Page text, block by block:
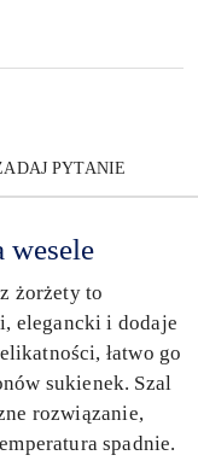
PYTANIE
wesele
żorżety to
elegancki i dodaje
łatwo go
sukienek. Szal
rozwiązanie,
spadnie.